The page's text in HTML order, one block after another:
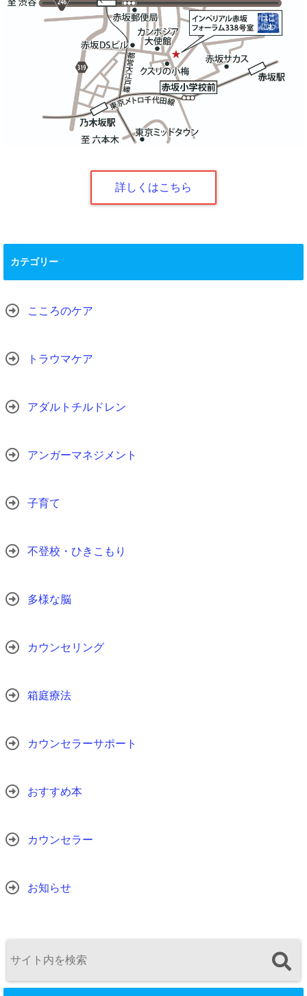
詳しくはこちら
カテゴリー
こころのケア
トラウマケア
アダルトチルドレン
アンガーマネジメント
子育て
不登校・ひきこもり
多様な脳
カウンセリング
箱庭療法
カウンセラーサポート
おすすめ本
カウンセラー
お知らせ